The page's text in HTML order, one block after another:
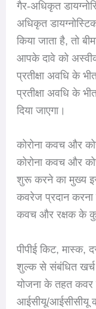
गैर-अधिकृत
अधिकृत
किया जाता है, तो
आपके दावे को
प्रतीक्षा अवधि के
प्रतीक्षा अवधि के
दिया जाएगा।
कोरोना कवच और
कोरोना कवच और
शुरू करने का मुख्य
कवरेज प्रदान करना
कवच और रक्षक के
पीपीई किट, मास्क,
शुल्क से संबंधित खर्च
योजना के तहत कवर
आईसीयू/आईसीसीयू